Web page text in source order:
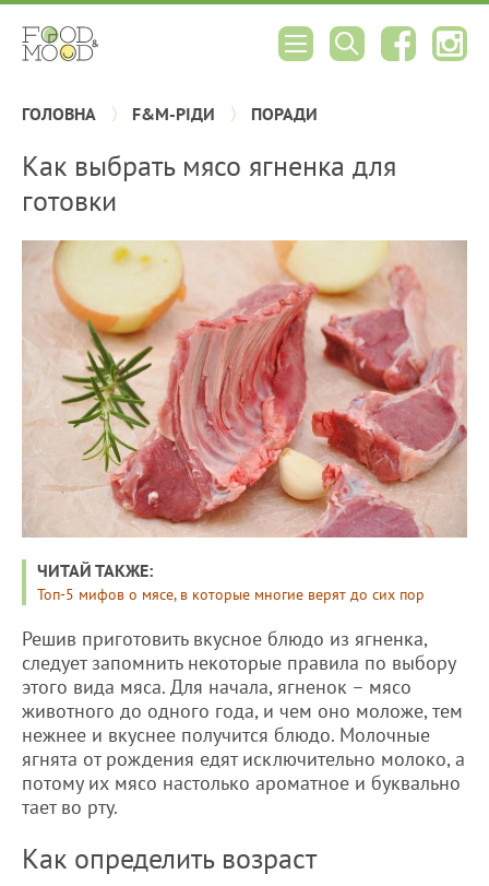
ГОЛОВНА F&M-РІДИ ПОРАДИ
Как выбрать мясо ягненка для
готовки
ЧИТАЙ ТАКЖЕ:
Топ-5 мифов о мясе, в которые многие верят до сих пор
Решив приготовить вкусное блюдо из ягненка,
следует запомнить некоторые правила по выбору
этого вида мяса. Для начала, ягненок – мясо
животного до одного года, и чем оно моложе, тем
нежнее и вкуснее получится блюдо. Молочные
ягнята от рождения едят исключительно молоко, а
потому их мясо настолько ароматное и буквально
тает во рту.
Как определить возраст